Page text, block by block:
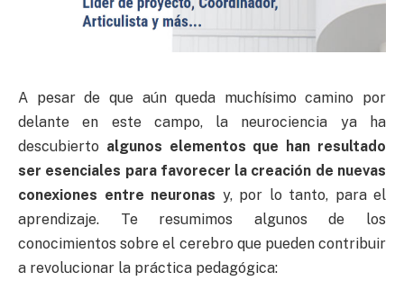
A pesar de que aún queda muchísimo camino por
delante en este campo, la neurociencia ya ha
descubierto algunos elementos que han resultado
ser esenciales para favorecer la creación de nuevas
conexiones entre neuronas y, por lo tanto, para el
aprendizaje. Te resumimos algunos de los
conocimientos sobre el cerebro que pueden contribuir
a revolucionar la práctica pedagógica: